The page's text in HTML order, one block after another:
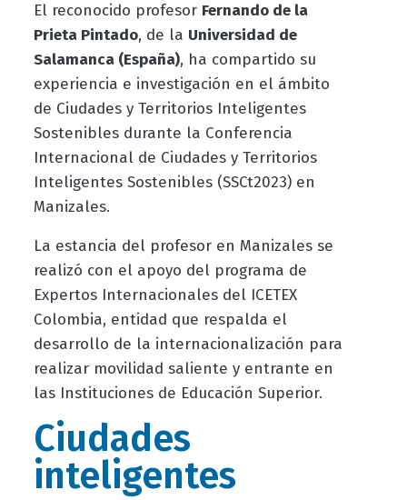
El reconocido profesor Fernando de la
Prieta Pintado, de la Universidad de
Salamanca (España), ha compartido su
experiencia e investigación en el ámbito
de Ciudades y Territorios Inteligentes
Sostenibles durante la Conferencia
Internacional de Ciudades y Territorios
Inteligentes Sostenibles (SSCt2023) en
Manizales.
La estancia del profesor en Manizales se
realizó con el apoyo del programa de
Expertos Internacionales del ICETEX
Colombia, entidad que respalda el
desarrollo de la internacionalización para
realizar movilidad saliente y entrante en
las Instituciones de Educación Superior.
Ciudades
inteligentes